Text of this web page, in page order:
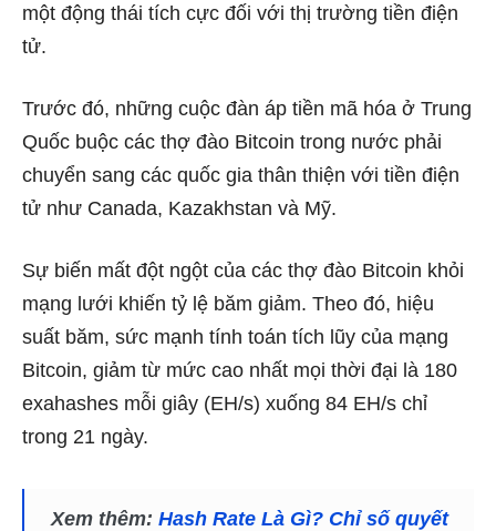
một động thái tích cực đối với thị trường tiền điện
tử.
Trước đó, những cuộc đàn áp tiền mã hóa ở Trung
Quốc buộc các thợ đào Bitcoin trong nước phải
chuyển sang các quốc gia thân thiện với tiền điện
tử như Canada, Kazakhstan và Mỹ.
Sự biến mất đột ngột của các thợ đào Bitcoin khỏi
mạng lưới khiến tỷ lệ băm giảm. Theo đó, hiệu
suất băm, sức mạnh tính toán tích lũy của mạng
Bitcoin, giảm từ mức cao nhất mọi thời đại là 180
exahashes mỗi giây (EH/s) xuống 84 EH/s chỉ
trong 21 ngày.
Xem thêm: Hash Rate Là Gì? Chỉ số quyết